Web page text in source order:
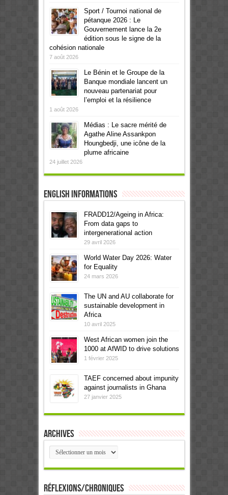
Sport / Tournoi national de
pétanque 2026 : Le
Gouvernement lance la 2e
édition sous le signe de la
cohésion nationale
7 août 2026
Le Bénin et le Groupe de la
Banque mondiale lancent un
nouveau partenariat pour
l’emploi et la résilience
1 août 2026
Médias : Le sacre mérité de
Agathe Aline Assankpon
Houngbedji, une icône de la
plume africaine
24 juillet 2026
English informations
FRADD12/Ageing in Africa:
From data gaps to
intergenerational action
29 avril 2026
World Water Day 2026: Water
for Equality
24 mars 2026
The UN and AU collaborate for
sustainable development in
Africa
10 avril 2025
West African women join the
1000 at AfWID to drive solutions
1 février 2025
TAEF concerned about impunity
against journalists in Ghana
27 janvier 2025
Archives
Archives
Réflexions/Chroniques